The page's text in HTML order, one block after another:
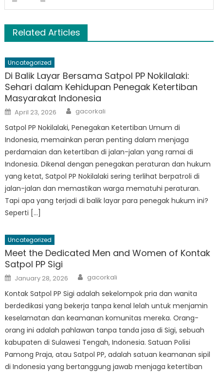
Related Articles
Uncategorized
Di Balik Layar Bersama Satpol PP Nokilalaki:
Sehari dalam Kehidupan Penegak Ketertiban
Masyarakat Indonesia
Posted
on
April 23, 2026 Author
gacorkali
Satpol PP Nokilalaki, Penegakan Ketertiban Umum di
Indonesia, memainkan peran penting dalam menjaga
perdamaian dan ketertiban di jalan-jalan yang ramai di
Indonesia. Dikenal dengan penegakan peraturan dan hukum
yang ketat, Satpol PP Nokilalaki sering terlihat berpatroli di
jalan-jalan dan memastikan warga mematuhi peraturan.
Tapi apa yang terjadi di balik layar para penegak hukum ini?
Seperti […]
Uncategorized
Meet the Dedicated Men and Women of Kontak
Satpol PP Sigi
Posted
on
January 28, 2026 Author
gacorkali
Kontak Satpol PP Sigi adalah sekelompok pria dan wanita
berdedikasi yang bekerja tanpa kenal lelah untuk menjamin
keselamatan dan keamanan komunitas mereka. Orang-
orang ini adalah pahlawan tanpa tanda jasa di Sigi, sebuah
kabupaten di Sulawesi Tengah, Indonesia. Satuan Polisi
Pamong Praja, atau Satpol PP, adalah satuan keamanan sipil
di Indonesia yang bertanggung jawab menjaga ketertiban